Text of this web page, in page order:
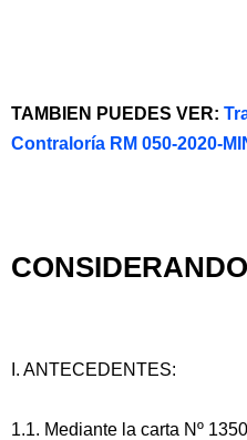
TAMBIEN PUEDES VER:
Contraloría RM 050-2020-
I. ANTECEDENTES:
1.1. Mediante la carta Nº